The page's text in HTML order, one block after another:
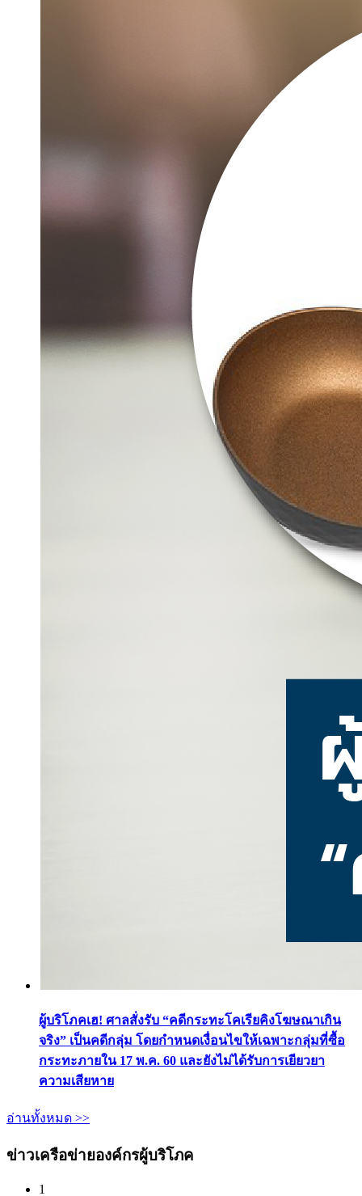
ผู้บริโภคเฮ! ศาลสั่งรับ “คดีกระทะโคเรียคิงโฆษณาเกิน
จริง” เป็นคดีกลุ่ม โดยกำหนดเงื่อนไขให้เฉพาะกลุ่มที่ซื้อ
กระทะภายใน 17 พ.ค. 60 และยังไม่ได้รับการเยียวยา
ความเสียหาย
อ่านทั้งหมด >>
ข่าวเครือข่ายองค์กรผู้บริโภค
1